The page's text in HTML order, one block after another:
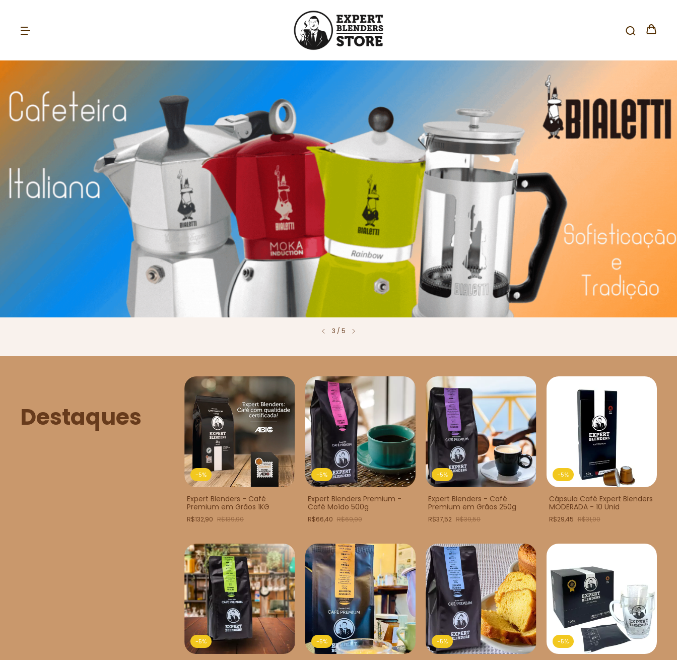
4 / 5
Destaques
-5%
Expert Blenders - Café
Premium em Grãos 1KG
R$132,90 R$139,90
-5%
Expert Blenders Premium -
Café Moído 500g
R$66,40 R$69,90
-5%
Expert Blenders - Café
Premium em Grãos 250g
R$37,52 R$39,50
-5%
Cápsula Café Expert Blenders
MODERADA - 10 Unid
R$29,45 R$31,00
-5% -5% -5% -5%